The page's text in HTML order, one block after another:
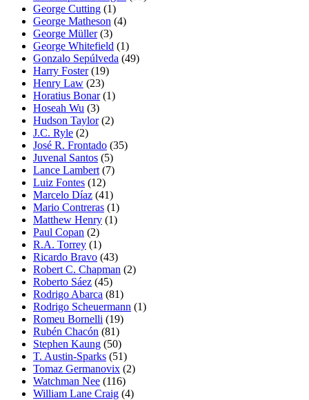
George Cutting (1)
George Matheson (4)
George Müller(3)
George Whitefield (1)
Gonzalo Sepúlveda (49)
Harry Foster(19)
Henry Law (23)
Horatius Bonar(1)
Hoseah Wu (3)
Hudson Taylor(2)
J.C. Ryle (2)
José R. Frontado (35)
Juvenal Santos (5)
Lance Lambert (7)
Luiz Fontes (12)
Marcelo Díaz (41)
Mario Contreras (1)
Matthew Henry (1)
Paul Copan (2)
R.A. Torrey (1)
Ricardo Bravo (43)
Robert C. Chapman (2)
Roberto Sáez (45)
Rodrigo Abarca (81)
Rodrigo Scheuermann (1)
Romeu Bornelli (19)
Rubén Chacón (81)
Stephen Kaung (50)
T. Austin-Sparks (51)
Tomaz Germanovix (2)
Watchman Nee (116)
William Lane Craig (4)